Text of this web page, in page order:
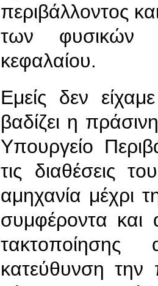
περιβάλλοντος
των φυσικών
κεφαλαίου.
Εμείς δεν
βαδίζει η
Υπουργείο
τις διαθέσεις
αμηχανία μέχρι
συμφέροντα και
κατεύθυνση την